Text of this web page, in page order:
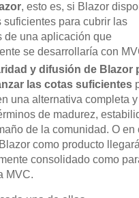
, esto es, si Blazor
suficientes para cubrir las
de una aplicación que
se desarrollaría con
y difusión de Blazor
las cotas suficientes
una alternativa completa
de madurez,
de la comunidad. O en
como producto
consolidado como
MVC.